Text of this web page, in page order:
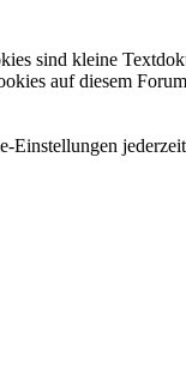
sind kleine
auf diesem
Einstellungen